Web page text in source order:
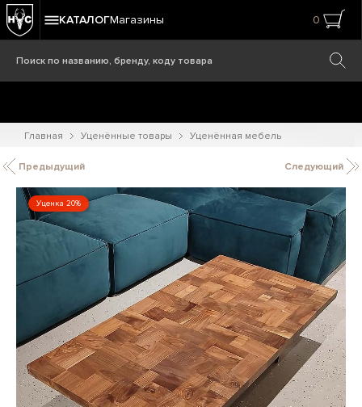
КАТАЛОГМагазины 0
Главная Уценённые товары Уценённая мебель
Предыдущий Следующий
Уценка 20%